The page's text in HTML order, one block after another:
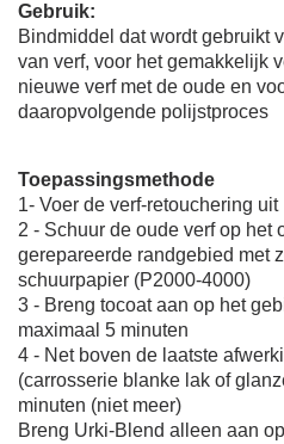
Gebruik:
Bindmiddel dat wordt gebruikt
van verf, voor het gemakkelijk
nieuwe verf met de oude en
daaropvolgende polijstproces
Toepassingsmethode
1- Voer de verf-retouchering uit
2 - Schuur de oude verf op het
gerepareerde randgebied met
schuurpapier (P2000-4000)
3 - Breng tocoat aan op het
maximaal 5 minuten
4 - Net boven de laatste
(carrosserie blanke lak of
minuten (niet meer)
Breng Urki-Blend alleen aan